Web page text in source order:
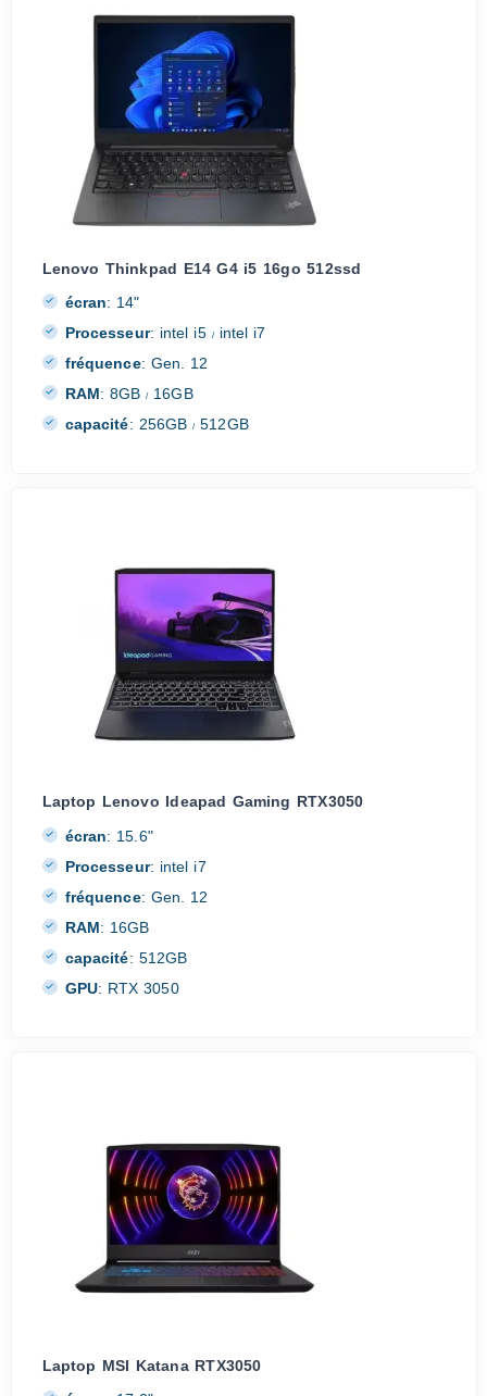
Lenovo Thinkpad E14 G4 i5 16go 512ssd
écran: 14"
Processeur: intel i5 /intel i7
fréquence: Gen. 12
RAM: 8GB/ 16GB
capacité: 256GB/ 512GB
Laptop Lenovo Ideapad Gaming RTX3050
écran: 15.6"
Processeur: intel i7
fréquence: Gen. 12
RAM: 16GB
capacité: 512GB
GPU: RTX 3050
Laptop MSI Katana RTX3050